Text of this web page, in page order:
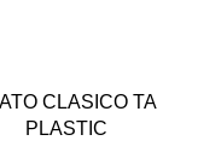
ARENA
BLANCO
CLASICO TA
PLASTIC